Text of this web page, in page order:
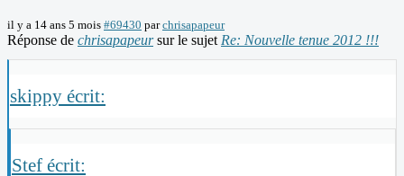
il y a 14 ans 5 mois #69430 parchrisapapeur
Réponse de chrisapapeursur le sujet Re: Nouvelle tenue 2012 !!!
skippy écrit:
Stef écrit: